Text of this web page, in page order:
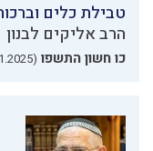
טבילת כלים
הרב אליקים לבנון
כו חשון התשפו (17.11.2025)